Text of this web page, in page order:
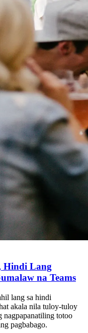
Hindi Lang
na Teams
lang sa hindi
akala nila tuloy-tuloy
nagpapanatiling totoo
pagbabago.